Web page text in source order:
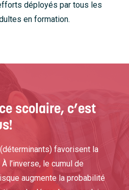
déployés par tous les
en formation.
scolaire, c’est
favorisent la
l’inverse, le cumul de
augmente la probabilité